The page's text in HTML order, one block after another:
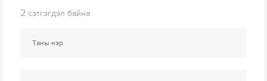
2 сэтгэгдэл байна